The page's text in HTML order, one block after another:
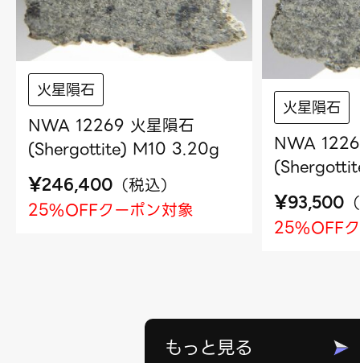
火星隕石
NWA 12269 火星隕石
(Shergottite) M10 3.20g
¥246,400 （税込）
25%OFFクーポン対象
火星隕石
NWA
¥93,500 （
25%OFF
もっと見る